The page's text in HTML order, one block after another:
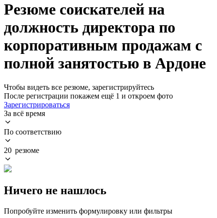
Резюме соискателей на
должность директора по
корпоративным продажам с
полной занятостью в Ардоне
Чтобы видеть все резюме, зарегистрируйтесь
После регистрации покажем ещё 1 и откроем фото
Зарегистрироваться
За всё время
По соответствию
20 резюме
Ничего не нашлось
Попробуйте изменить формулировку или фильтры